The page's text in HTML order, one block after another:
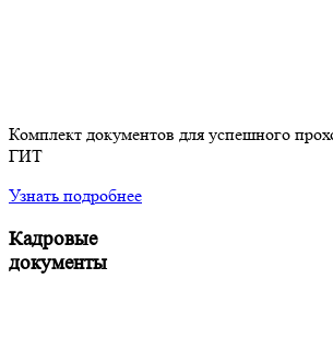
Комплект документов для успешного
ГИТ
Узнать подробнее
Кадровые
документы